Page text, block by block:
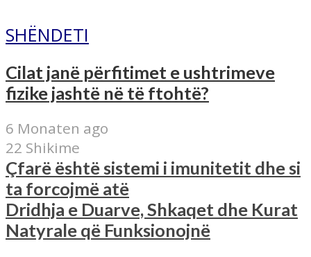
SHËNDETI
Cilat janë përfitimet e ushtrimeve
fizike jashtë në të ftohtë?
6 Monaten ago
22 Shikime
Çfarë është sistemi i imunitetit dhe si
ta forcojmë atë
Dridhja e Duarve, Shkaqet dhe Kurat
Natyrale që Funksionojnë